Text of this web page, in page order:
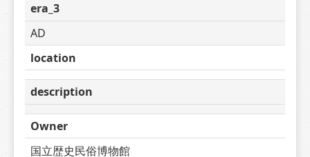
era_3
AD
location
description
Owner
国立歴史民俗博物館